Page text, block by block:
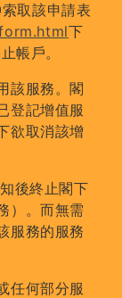
取該申請表
下
帳戶。
該服務。閣
登記增值服
欲取消該增
後終止閣下
）。而無需
服務的服務
任何部分服